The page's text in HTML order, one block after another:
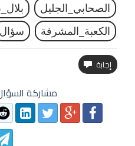
الصحابي_الجليل
الكعبة_المشرفة
سؤال
مشاركة